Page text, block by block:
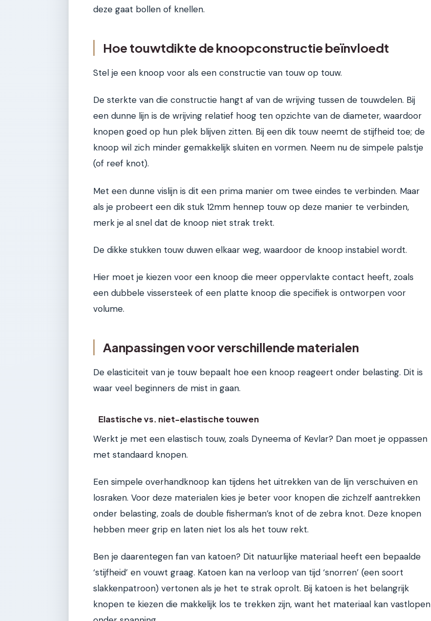
deze gaat bollen of knellen.
Hoe touwtdikte de knoopconstructie beïnvloedt
Stel je een knoop voor als een constructie van touw op touw.
De sterkte van die constructie hangt af van de wrijving tussen de touwdelen. Bij
een dunne lijn is de wrijving relatief hoog ten opzichte van de diameter, waardoor
knopen goed op hun plek blijven zitten. Bij een dik touw neemt de stijfheid toe; de
knoop wil zich minder gemakkelijk sluiten en vormen. Neem nu de simpele palstje
(of reef knot).
Met een dunne vislijn is dit een prima manier om twee eindes te verbinden. Maar
als je probeert een dik stuk 12mm hennep touw op deze manier te verbinden,
merk je al snel dat de knoop niet strak trekt.
De dikke stukken touw duwen elkaar weg, waardoor de knoop instabiel wordt.
Hier moet je kiezen voor een knoop die meer oppervlakte contact heeft, zoals
een dubbele vissersteek of een platte knoop die specifiek is ontworpen voor
volume.
Aanpassingen voor verschillende materialen
De elasticiteit van je touw bepaalt hoe een knoop reageert onder belasting. Dit is
waar veel beginners de mist in gaan.
Elastische vs. niet-elastische touwen
Werkt je met een elastisch touw, zoals Dyneema of Kevlar? Dan moet je oppassen
met standaard knopen.
Een simpele overhandknoop kan tijdens het uitrekken van de lijn verschuiven en
losraken. Voor deze materialen kies je beter voor knopen die zichzelf aantrekken
onder belasting, zoals de double fisherman’s knot of de zebra knot. Deze knopen
hebben meer grip en laten niet los als het touw rekt.
Ben je daarentegen fan van katoen? Dit natuurlijke materiaal heeft een bepaalde
‘stijfheid’ en vouwt graag. Katoen kan na verloop van tijd ‘snorren’ (een soort
slakkenpatroon) vertonen als je het te strak oprolt. Bij katoen is het belangrijk
knopen te kiezen die makkelijk los te trekken zijn, want het materiaal kan vastlopen